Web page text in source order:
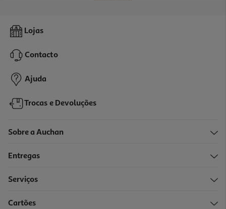
Caixa Arrumação Actuel Tecido 31x31x31cm
4,99 €
Lojas
Contacto
Ajuda
Trocas e Devoluções
Sobre a Auchan
Entregas
Serviços
Cartões